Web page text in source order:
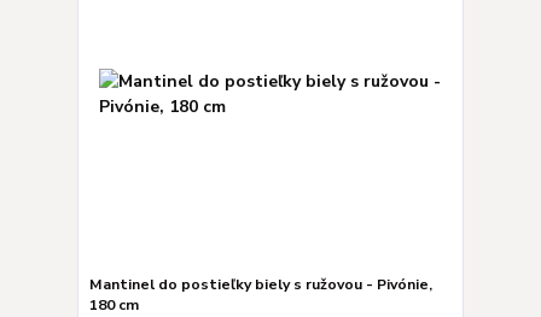
Mantinel do postieľky biely s ružovou - Pivónie,
180 cm